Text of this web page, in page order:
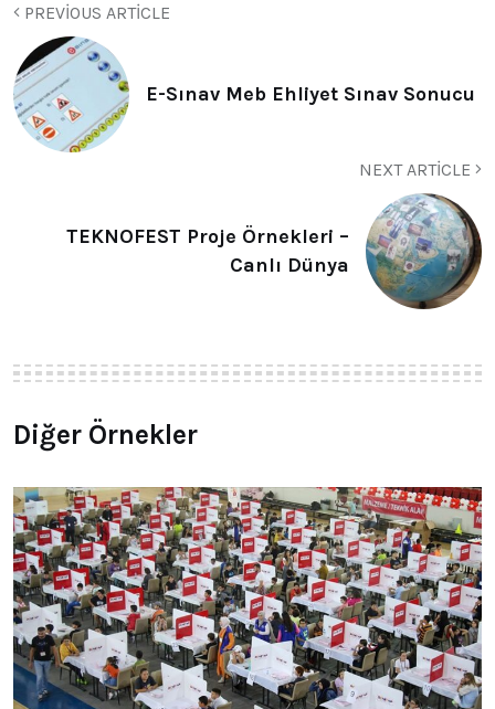
PREVIOUS ARTICLE
E-Sınav Meb Ehliyet Sınav Sonucu
NEXT ARTICLE
TEKNOFEST Proje Örnekleri –
Canlı Dünya
Diğer Örnekler